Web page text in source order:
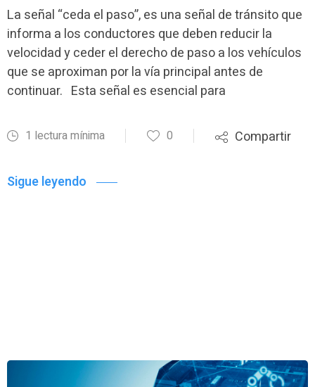
La señal “ceda el paso”, es una señal de tránsito que
informa a los conductores que deben reducir la
velocidad y ceder el derecho de paso a los vehículos
que se aproximan por la vía principal antes de
continuar. Esta señal es esencial para
1 lectura mínima 0 Compartir
Sigue leyendo